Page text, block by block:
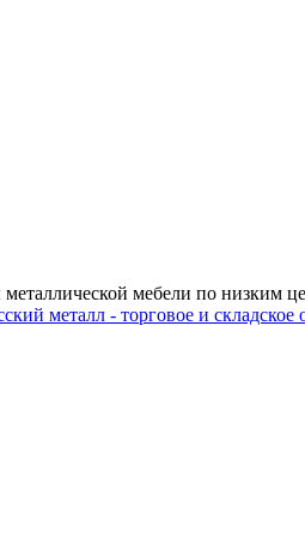
мебели по низким